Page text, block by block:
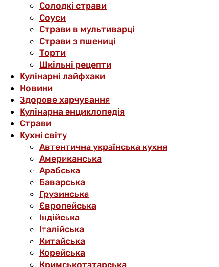
Солодкі страви
Соуси
Страви в мультиварці
Страви з пшениці
Торти
Шкільні рецепти
Кулінарні лайфхаки
Новини
Здорове харчування
Кулінарна енциклопедія
Страви
Кухні світу
Автентична українська кухня
Американська
Арабська
Баварська
Грузинська
Європейська
Індійська
Італійська
Китайська
Корейська
Кримськотатарська